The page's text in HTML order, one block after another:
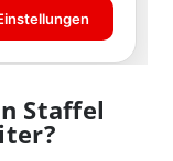
Staffel